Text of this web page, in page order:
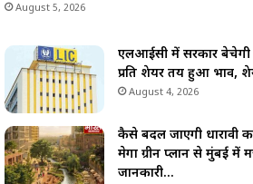
August 5, 2026
एलआईसी में सरकार बेचेगी
प्रति शेयर तय हुआ भाव,
August 4, 2026
कैसे बदल जाएगी धारावी
मेगा ग्रीन प्लान से मुंबई
जानकारी…